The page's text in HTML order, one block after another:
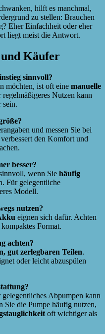
hilft es manchmal,
zu stellen: Brauchen
Eher Einfachheit oder eher
liegt meist die Antwort.
Käufer
sinnvoll?
möchten, ist oft eine manuelle
Nutzen kann
sein.
und messen Sie bei
verbessert den Komfort und
besser?
wenn Sie häufig
Für gelegentliche
Modell.
nutzen?
eignen sich dafür. Achten
Format.
achten?
gut zerlegbaren Teilen.
oder leicht abzuspülen
Abpumpen kann
Sie die Pumpe häufig nutzen,
oft wichtiger als